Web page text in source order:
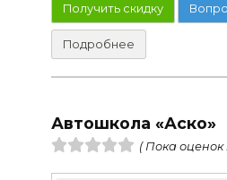
Получить скидку
Подробнее
Автошкола «Аско»
( Пока оценок